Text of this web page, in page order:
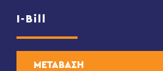
I-Bill
ΜΕΤΑΒΑΣΗ